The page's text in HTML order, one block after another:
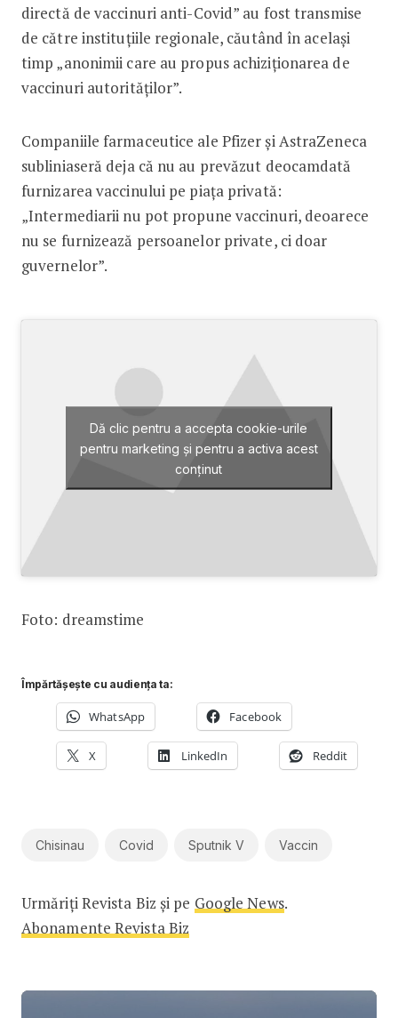
directă de vaccinuri anti-Covid” au fost transmise
de către instituțiile regionale, căutând în același
timp „anonimii care au propus achiziționarea de
vaccinuri autorităților”.
Companiile farmaceutice ale Pfizer și AstraZeneca
subliniaseră deja că nu au prevăzut deocamdată
furnizarea vaccinului pe piața privată:
„Intermediarii nu pot propune vaccinuri, deoarece
nu se furnizează persoanelor private, ci doar
guvernelor”.
Dă clic pentru a accepta cookie-urile
pentru marketing și pentru a activa acest
conținut
Foto: dreamstime
Împărtășește cu audiența ta:
WhatsApp Facebook
X LinkedIn Reddit
Chisinau Covid Sputnik V Vaccin
Urmăriți Revista Biz și pe Google News.
Abonamente Revista Biz